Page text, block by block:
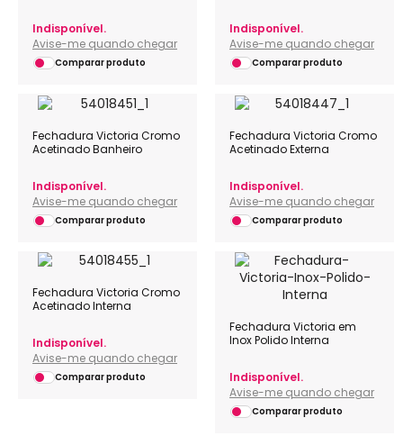
Indisponível.
Avise-me quando chegar
Comparar produto
Indisponível.
Avise-me quando chegar
Comparar produto
Fechadura Victoria Cromo
Acetinado Banheiro
Indisponível.
Avise-me quando chegar
Comparar produto
Fechadura Victoria Cromo
Acetinado Externa
Indisponível.
Avise-me quando chegar
Comparar produto
Fechadura Victoria Cromo
Acetinado Interna
Indisponível.
Avise-me quando chegar
Comparar produto
Fechadura Victoria em
Inox Polido Interna
Indisponível.
Avise-me quando chegar
Comparar produto